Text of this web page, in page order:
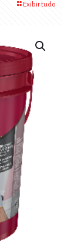
Exibir tudo